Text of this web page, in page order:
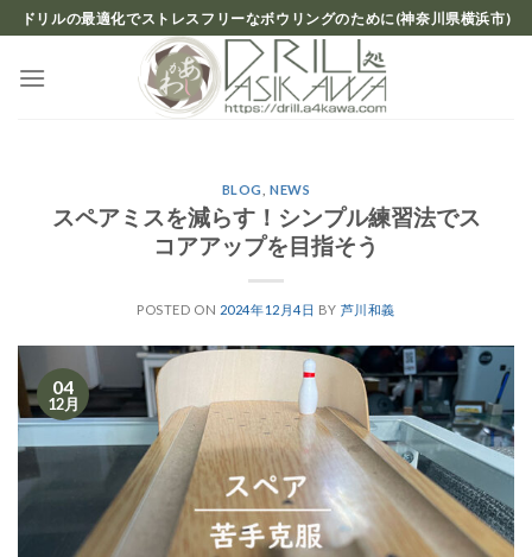
Skip
to
content
ドリルの最適化でストレスフリーなボウリングのために(神奈川県横浜市)
BLOG ,NEWS
スペアミスを減らす！シンプル練習法でス
コアアップを目指そう
POSTED ON 2024年12月4日 BY 芦川和義
04
12月